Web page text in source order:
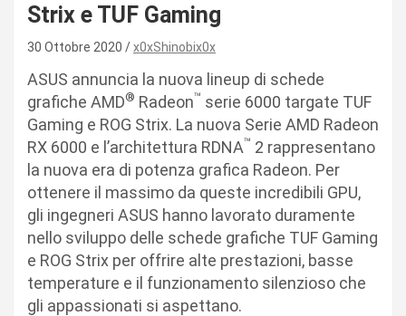
Strix e TUF Gaming
30 Ottobre 2020 x0xShinobix0x
ASUS annuncia la nuova lineup di schede
grafiche AMD® Radeon™ serie 6000 targate TUF
Gaming e ROG Strix. La nuova Serie AMD Radeon
RX 6000 e l’architettura RDNA™ 2 rappresentano
la nuova era di potenza grafica Radeon. Per
ottenere il massimo da queste incredibili GPU,
gli ingegneri ASUS hanno lavorato duramente
nello sviluppo delle schede grafiche TUF Gaming
e ROG Strix per offrire alte prestazioni, basse
temperature e il funzionamento silenzioso che
gli appassionati si aspettano.